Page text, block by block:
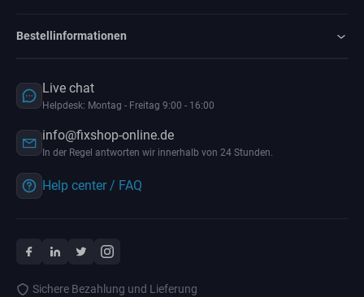
Bestellinformationen
Live chat
Helpdesk: Montag - Freitag 9:00 - 16:00
info@fixshop-online.de
In der Regel antworten wir innerhalb von 24 Stunden.
Help center / FAQ
Sichere Bezahlung und Lieferung